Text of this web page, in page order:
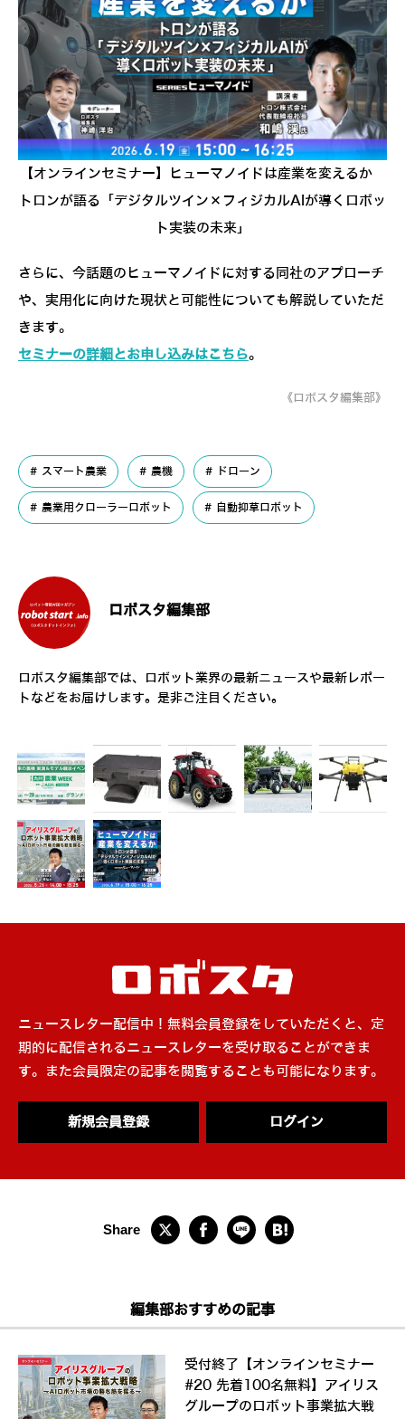
【オンラインセミナー】ヒューマノイドは産業を変えるか
トロンが語る「デジタルツイン×フィジカルAIが導くロボッ
ト実装の未来」
さらに、今話題のヒューマノイドに対する同社のアプローチ
や、実用化に向けた現状と可能性についても解説していただ
きます。
セミナーの詳細とお申し込みはこちら。
《ロボスタ編集部》
スマート農業 農機 ドローン
農業用クローラーロボット 自動抑草ロボット
ロボスタ編集部
ロボスタ編集部では、ロボット業界の最新ニュースや最新レポー
トなどをお届けします。是非ご注目ください。
ニュースレター配信中！無料会員登録をしていただくと、定
期的に配信されるニュースレターを受け取ることができま
す。また会員限定の記事を閲覧することも可能になります。
新規会員登録 ログイン
編集部おすすめの記事
受付終了【オンラインセミナー
#20 先着100名無料】アイリス
グループのロボット事業拡大戦